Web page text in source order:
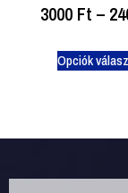
3000 Ft –
Opciók